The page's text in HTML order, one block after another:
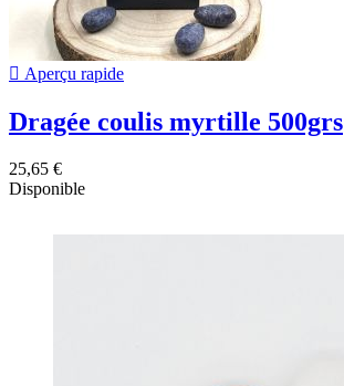
 Aperçu rapide
Dragée coulis myrtille 500grs
25,65 €
Disponible